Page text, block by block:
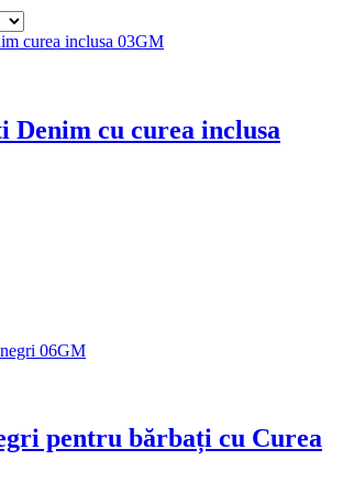
Denim cu curea inclusa
pentru bărbați cu Curea